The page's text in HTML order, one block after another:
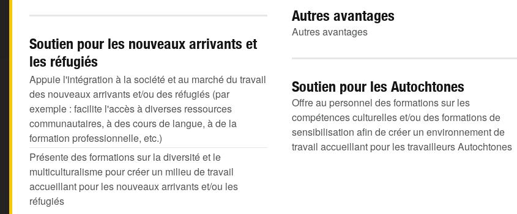
Autres avantages
Autres avantages
Soutien pour les nouveaux arrivants et
les réfugiés
Appuie l'intégration à la société et au marché du travail
des nouveaux arrivants et/ou des réfugiés (par
exemple : facilite l'accès à diverses ressources
communautaires, à des cours de langue, à de la
formation professionnelle, etc.)
Présente des formations sur la diversité et le
multiculturalisme pour créer un milieu de travail
accueillant pour les nouveaux arrivants et/ou les
réfugiés
Soutien pour les Autochtones
Offre au personnel des formations sur les
compétences culturelles et/ou des formations de
sensibilisation afin de créer un environnement de
travail accueillant pour les travailleurs Autochtones